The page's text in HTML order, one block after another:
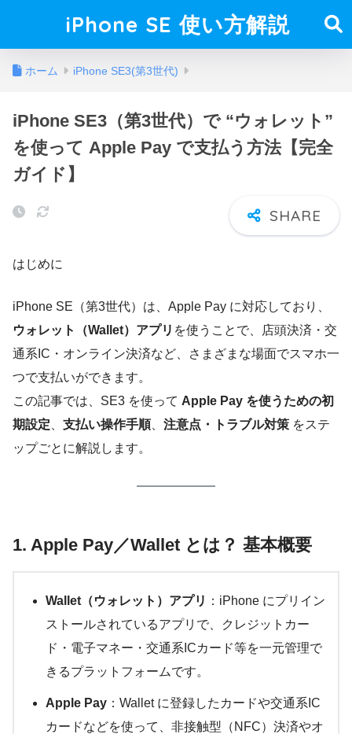
iPhone SE 使い方解説
ホーム iPhone SE3(第3世代)
iPhone SE3（第3世代）で “ウォレット”
を使って Apple Pay で支払う方法【完全
ガイド】
はじめに
iPhone SE（第3世代）は、Apple Pay に対応しており、
ウォレット（Wallet）アプリ を使うことで、店頭決済・交
通系IC・オンライン決済など、さまざまな場面でスマホ一
つで支払いができます。
この記事では、SE3 を使って Apple Pay を使うための初
期設定
支払い操作手順、 注意点・トラブル対策 をステ
ップごとに解説します。
1. Apple Pay／Wallet とは？ 基本概要
Wallet（ウォレット）アプリ ：iPhone にプリイン
ストールされているアプリで、クレジットカー
ド・電子マネー・交通系ICカード等を一元管理で
きるプラットフォームです。
Apple Pay ：Wallet に登録したカードや交通系IC
カードなどを使って、非接触型（NFC）決済やオ